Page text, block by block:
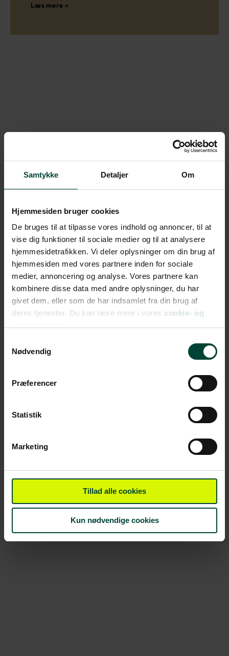
Samtykke Detaljer Om
Hjemmesiden bruger cookies
De bruges til at tilpasse vores indhold og annoncer, til at
vise dig funktioner til sociale medier og til at analysere
hjemmesidetrafikken. Vi deler oplysninger om din brug af
hjemmesiden med vores partnere inden for sociale
medier, annoncering og analyse. Vores partnere kan
kombinere disse data med andre oplysninger, du har
givet dem, eller som de har indsamlet fra din brug af
deres tjenester. Du kan læse mere i vores cookie- og
Nødvendig
Præferencer
Statistik
Marketing
Tillad alle cookies
Kun nødvendige cookies
Læs mere »